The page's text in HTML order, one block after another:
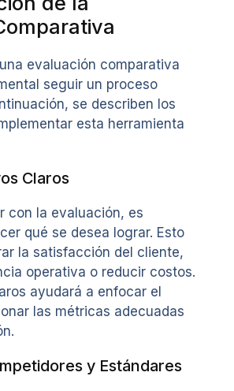
evaluación comparativa
seguir un proceso
se describen los
esta herramienta
Claros
con la evaluación, es
qué se desea lograr. Esto
la satisfacción del cliente,
operativa o reducir costos.
ayudará a enfocar el
las métricas adecuadas
y Estándares